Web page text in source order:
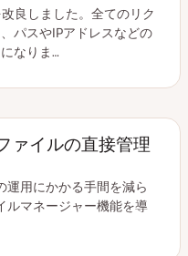
良しました。全てのリク
パスやIPアドレスなどの
なりま…
イルの直接管理
用にかかる手間を減ら
マネージャー機能を導